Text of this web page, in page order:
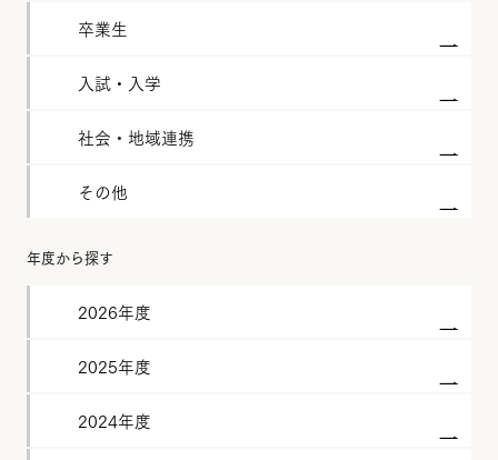
卒業生
入試・入学
社会・地域連携
その他
年度から探す
2026年度
2025年度
2024年度